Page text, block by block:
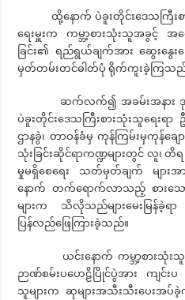
ထို့နောက် ပဲခူးတိုင်းဒေသကြီးစား
ရေးမှူးက ကမ္ဘာ့စားသုံးသူအခွင့် အရ
ခြင်း၏ ရည်ရွယ်ချက်အား ဆွေးနွေးပ
မှတ်တမ်းတင်ဓါတ်ပုံ ရိုက်ကူးခဲ့ကြသ
ဆက်လက်၍ အခမ်းအနား ဒုတိယ
ပဲခူးတိုင်းဒေသကြီးစားသုံးသူရေးရ
ဌာနခွဲ၊ တာဝန်ခံမှ ကုန်ကြမ်းမှကုန်ချော
သုံးခြင်းဆိုင်ရာကဏ္ဍများတွင် လူ၊ တိ
မှုမရှိစေရေး သတ်မှတ်ချက် များအာ
နောက် တက်ရောက်လာသည့် စားသေ
များက သိလိုသည်များမေးမြန်ခဲ့
ပြန်လည်ဖြေကြားခဲ့သည်။
ယင်းနောက် ကမ္ဘာ့စားသုံးသူအ
ဉာဏ်စမ်းပဟေဠိပြိုင်ပွဲအား ကျင်း
သူများက ဆုများအသီးသီးပေးအပ်